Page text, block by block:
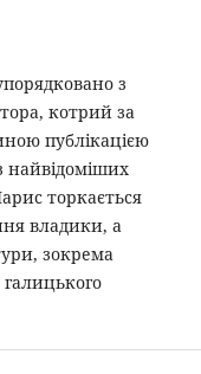
з
котрий за
публікацією
найвідоміших
торкається
владики, а
зокрема